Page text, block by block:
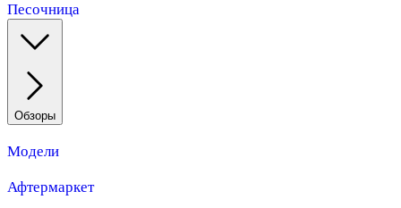
Песочница
Обзоры
Модели
Афтермаркет